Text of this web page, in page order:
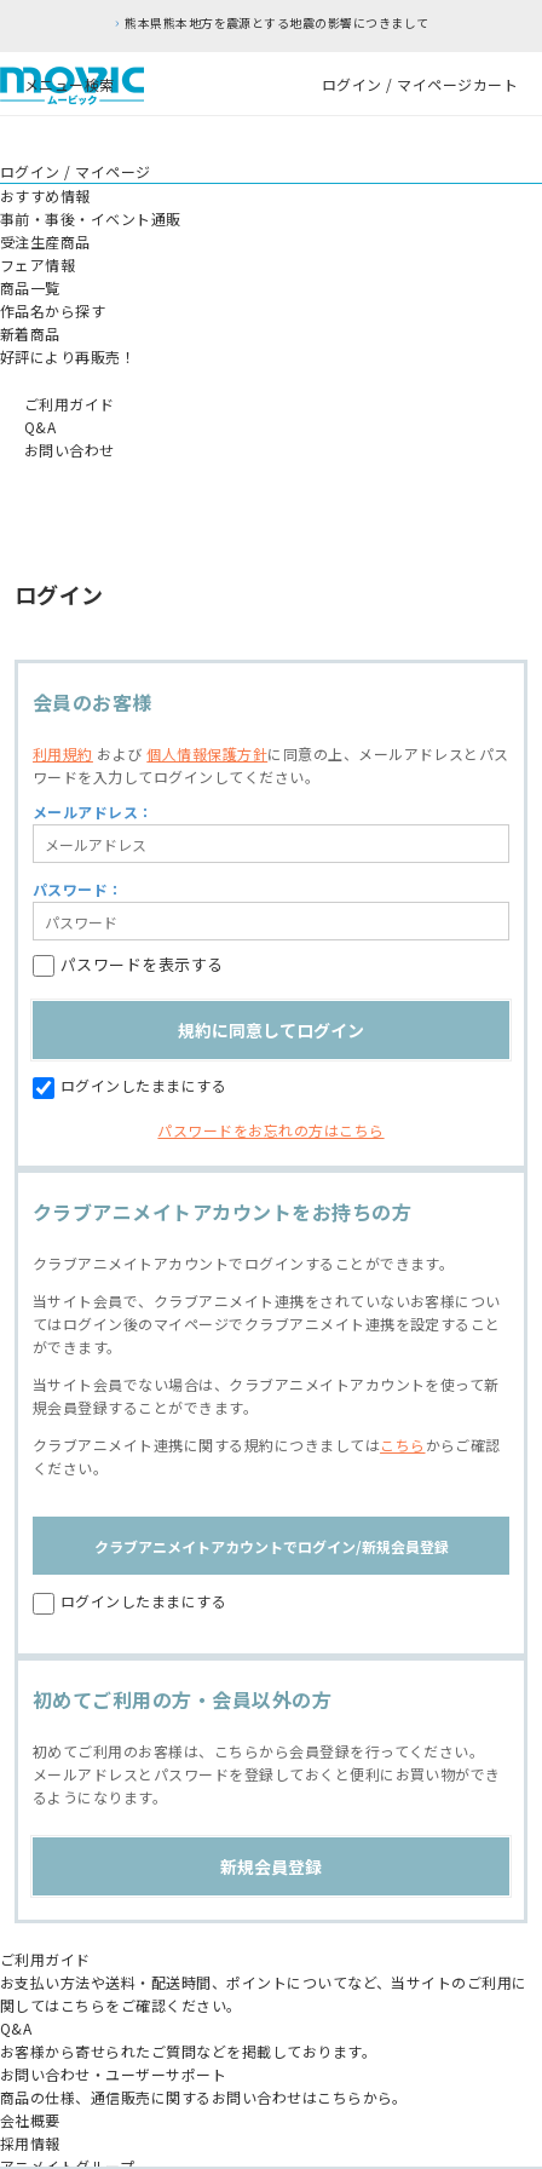
熊本県熊本地方を震源とする地震の影響につきまして
メニュー検索 ログイン / マイページカート
ログイン / マイページ
おすすめ情報
事前・事後・イベント通販
受注生産商品
フェア情報
商品一覧
作品名から探す
新着商品
好評により再販売！
ご利用ガイド
Q&A
お問い合わせ
ログイン
会員のお客様
利用規約 および個人情報保護方針に同意の上、
メールアドレスとパス
ワードを入力してログインしてください。
メールアドレス：
パスワード：
パスワードを表示する
ログインしたままにする
パスワードをお忘れの方はこちら
クラブアニメイトアカウントをお持ちの方
クラブアニメイトアカウントでログインすることができます。
当サイト会員で、クラブアニメイト連携をされていないお客様につい
てはログイン後のマイページでクラブアニメイト連携を設定すること
ができます。
当サイト会員でない場合は、クラブアニメイトアカウントを使って新
規会員登録することができます。
クラブアニメイト連携に関する規約につきましてはこちら からご確認
ください。
クラブアニメイトアカウントでログイン/新規会員登録
ログインしたままにする
初めてご利用の方・会員以外の方
初めてご利用のお客様は、こちらから会員登録を行ってください。
メールアドレスとパスワードを登録しておくと便利にお買い物ができ
るようになります。
ご利用ガイド
お支払い方法や送料・配送時間、ポイントについてなど、当サイトのご利用に
関してはこちらをご確認ください。
Q&A
お客様から寄せられたご質問などを掲載しております。
お問い合わせ・ユーザーサポート
商品の仕様、通信販売に関するお問い合わせはこちらから。
会社概要
採用情報